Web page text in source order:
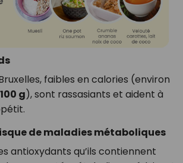
faibles en calories (environ
g), sont rassasiants et aident à
de maladies métaboliques
antioxydants qu’ils contiennent